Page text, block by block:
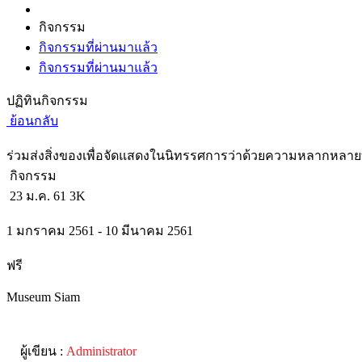
กิจกรรม
กิจกรรมที่ผ่านมาแล้ว
กิจกรรมที่ผ่านมาแล้ว
ปฏิทินกิจกรรม
ย้อนกลับ
ร่วมส่งสิ่งของเพื่อจัดแสดงในนิทรรศการว่าด้วยความหลากหลา
กิจกรรม
23 ม.ค. 61 3K
1 มกราคม 2561 - 10 มีนาคม 2561
ฟรี
Museum Siam
ผู้เขียน : Administrator